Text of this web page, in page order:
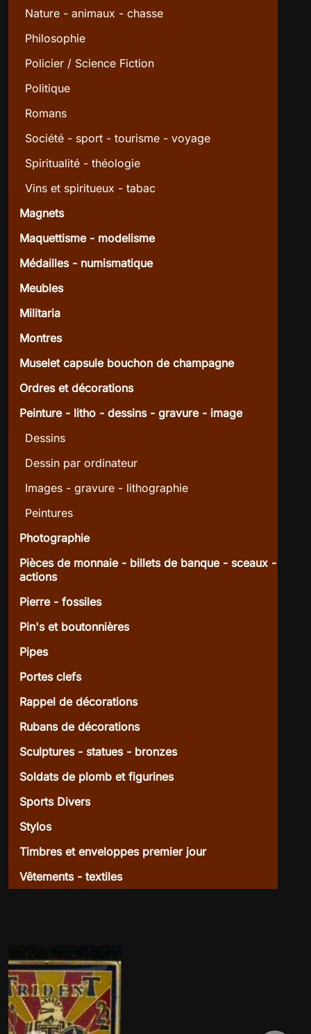
Nature - animaux - chasse
Philosophie
Policier / Science Fiction
Politique
Romans
Société - sport - tourisme - voyage
Spiritualité - théologie
Vins et spiritueux - tabac
Magnets
Maquettisme - modelisme
Médailles - numismatique
Meubles
Militaria
Montres
Muselet capsule bouchon de champagne
Ordres et décorations
Peinture - litho - dessins - gravure - image
Dessins
Dessin par ordinateur
Images - gravure - lithographie
Peintures
Photographie
Pièces de monnaie - billets de banque - sceaux -
actions
Pierre - fossiles
Pin's et boutonnières
Pipes
Portes clefs
Rappel de décorations
Rubans de décorations
Sculptures - statues - bronzes
Soldats de plomb et figurines
Sports Divers
Stylos
Timbres et enveloppes premier jour
Vêtements - textiles